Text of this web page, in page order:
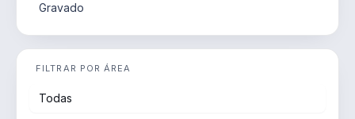
Gravado
FILTRAR POR ÁREA
Todas